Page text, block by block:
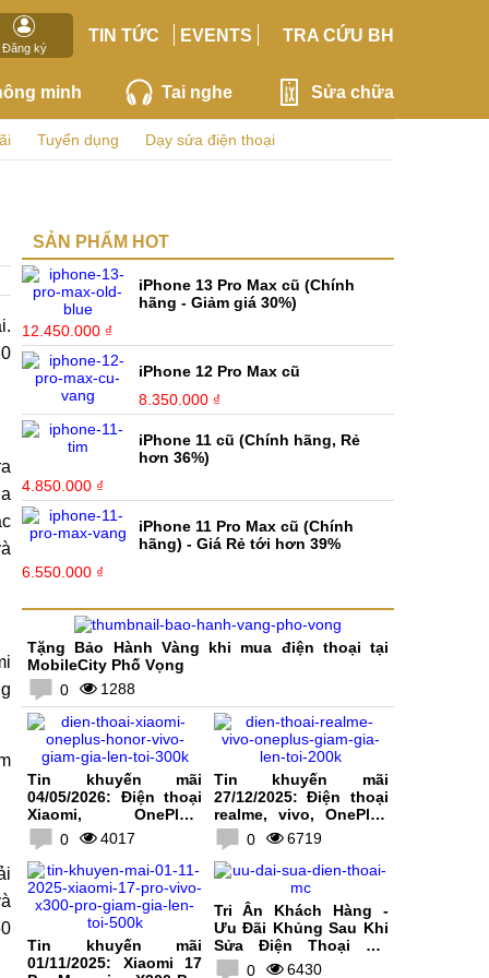
Đăng ký
TIN TỨC EVENTS TRA CỨU BH
minh Tai nghe Sửa chữa
Tuyển dụng Dạy sửa điện thoại
SẢN PHẨM HOT
iPhone 13 Pro Max cũ (Chính
hãng - Giảm giá 30%)
12.450.000 ₫
iPhone 12 Pro Max cũ
8.350.000 ₫
iPhone 11 cũ (Chính hãng, Rẻ
hơn 36%)
4.850.000 ₫
iPhone 11 Pro Max cũ (Chính
hãng) - Giá Rẻ tới hơn 39%
6.550.000 ₫
Tặng Bảo Hành Vàng khi mua điện thoại tại
MobileCity Phố Vọng
0
1288
Tin khuyến mãi
04/05/2026: Điện thoại
Xiaomi, OnePlus,
HONOR, vivo giảm giá
lên tới 300K
0 4017
Tin khuyến mãi
27/12/2025: Điện thoại
realme, vivo, OnePlus
giảm giá lên tới 200K
0 6719
Tin khuyến mãi
01/11/2025: Xiaomi 17
Tri Ân Khách Hàng -
Ưu Đãi Khủng Sau Khi
Sửa Điện Thoại Tại
MobileCity
0 6430